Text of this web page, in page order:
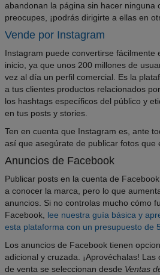
abandonan la página sin hacer ninguna
preocupes, ¡podrás dirigirte a ellas en
Vende por Instagram
Instagram puede convertirse fácilmente
inicio, ya que unos 200 millones de
vez al día un perfil comercial. Es la
a tus clientes productos relacionados
los hashtags específicos del público y
en tus posts y stories.
Ten en cuenta que Instagram es, ante
así que asegúrate de publicar fotos que
Anuncios de Facebook
Publicar posts en la cuenta de
a conocer la marca, pero lo que
anuncios. Si no controlas mucho cómo
Facebook, lee nuestra guía básica y
esta plataforma con un presupuesto de
Los anuncios de Facebook tienen
adicional y cruzada. ¡Aprovéchalas!
de venta se seleccionan desde Ventas